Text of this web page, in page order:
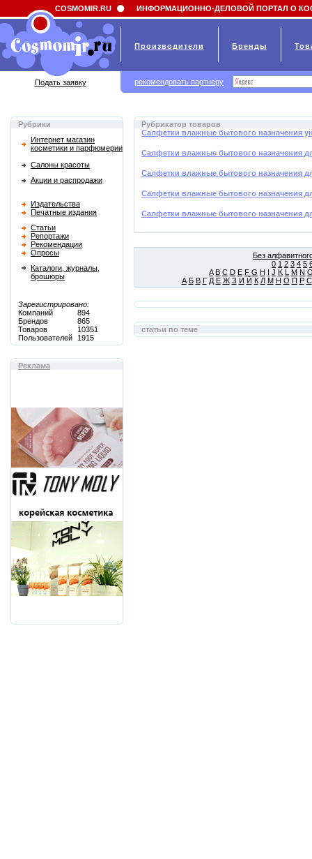
Field 'news_title' doesn't have a default value
Рубрики
Интернет магазин
косметики и парфюмерии
Салоны красоты
Акции и распродажи
Издательства
Печатные издания
Статьи
Репортажи
Рекомендации
Опросы
Каталоги, журналы,
брошюры
Зарегистрировано:
Компаний
894
Брендов
865
Товаров
10351
Пользователей
1915
Реклама
Рубрикатор товаров
Салфетки влажные бытового назначения
Салфетки влажные бытового назначения
Салфетки влажные бытового назначения
Салфетки влажные бытового назначения
Салфетки влажные бытового назначения
Без
0 1 2 3 4 5
A B C D E F G H I J K L M N
А Б В Г Д Е Ж З И Й К Л М Н О П Р С
статьи по теме
COSMOMIR.RU ИНФОРМАЦИОННО-ДЕЛОВОЙ ПОРТАЛ О
Производители Бренды
Подать заявку рекомендовать партнеру